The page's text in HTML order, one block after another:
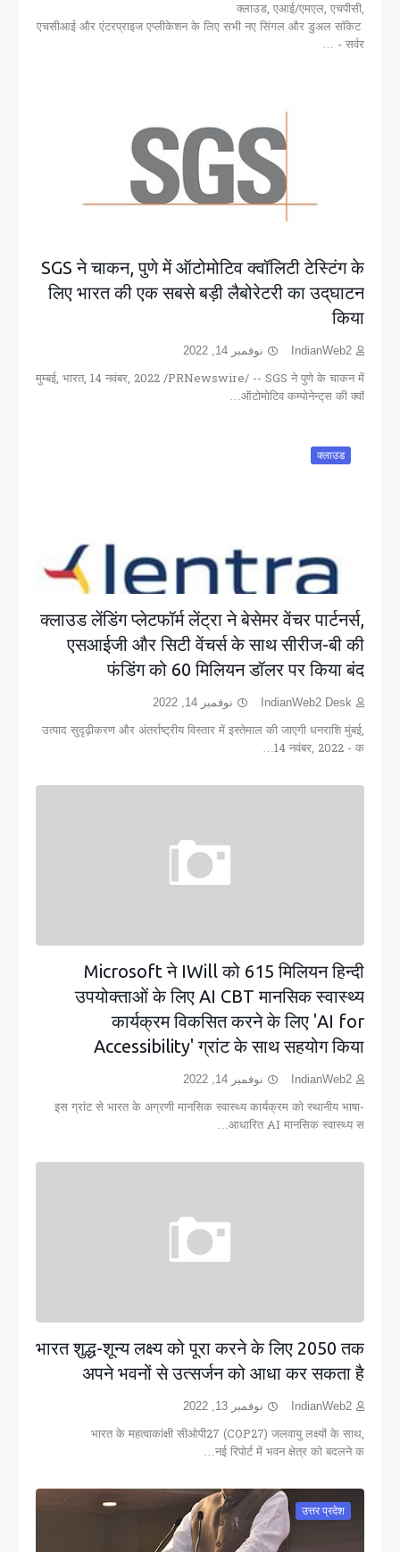
क्लाउड, एआई/एमएल, एचपीसी,
एचसीआई और एंटरप्राइज एप्लीकेशन के लिए सभी नए सिंगल और डुअल सॉकेट
सर्वर - …
SGS ने चाकन, पुणे में ऑटोमोटिव क्वॉलिटी टेस्टिंग के
लिए भारत की एक सबसे बड़ी लैबोरेटरी का उद्‌घाटन
किया
IndianWeb2 نوفمبر 14, 2022
मुम्बई, भारत, 14 नवंबर, 2022 /PRNewswire/ -- SGS ने पुणे के चाकन में
ऑटोमोटिव कम्पोनेन्ट्‌स की क्वॉ…
क्लाउड
क्लाउड लेंडिंग प्लेटफॉर्म लेंट्रा ने बेसेमर वेंचर पार्टनर्स,
एसआईजी और सिटी वेंचर्स के साथ सीरीज-बी की
फंडिंग को 60 मिलियन डॉलर पर किया बंद
IndianWeb2 Desk نوفمبر 14, 2022
उत्पाद सुदृढ़ीकरण और अंतर्राष्ट्रीय विस्तार में इस्तेमाल की जाएगी धनराशि मुंबई,
14 नवंबर, 2022 - क…
Microsoft ने IWill को 615 मिलियन हिन्दी
उपयोक्ताओं के लिए AI CBT मानसिक स्वास्थ्य
कार्यक्रम विकसित करने के लिए 'AI for
Accessibility' ग्रांट के साथ सहयोग किया
IndianWeb2 نوفمبر 14, 2022
इस ग्रांट से भारत के अग्रणी मानसिक स्वास्थ्य कार्यक्रम को स्थानीय भाषा-
आधारित AI मानसिक स्वास्थ्य स…
भारत शुद्ध-शून्य लक्ष्य को पूरा करने के लिए 2050 तक
अपने भवनों से उत्सर्जन को आधा कर सकता है
IndianWeb2 نوفمبر 13, 2022
भारत के महत्वाकांक्षी सीओपी27 (COP27) जलवायु लक्ष्यों के साथ,
नई रिपोर्ट में भवन क्षेत्र को बदलने क…
उत्तर प्रदेश